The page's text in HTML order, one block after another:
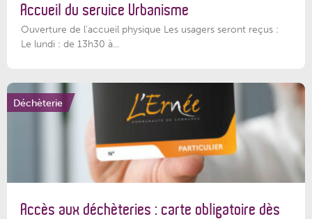
Accueil du service Urbanisme
Ouverture de l'accueil physique Les usagers seront reçus :
Le lundi : de 13h30 à...
Déchèterie
Accès aux déchèteries : carte obligatoire dès